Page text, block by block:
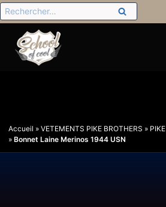
Accueil » VETEMENTS PIKE BROTHERS »
» Bonnet Laine Merinos 1944 USN